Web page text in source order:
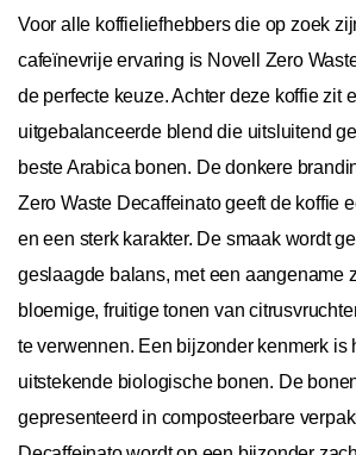
Voor alle koffieliefhebbers die op zoek
cafeïnevrije ervaring is Novell Zero
de perfecte keuze. Achter deze koffie zit
uitgebalanceerde blend die uitsluitend
beste Arabica bonen. De donkere
Zero Waste Decaffeinato geeft de koffie
en een sterk karakter. De smaak wordt
geslaagde balans, met een aangename
bloemige, fruitige tonen van
te verwennen. Een bijzonder kenmerk is
uitstekende biologische bonen. De
gepresenteerd in composteerbare